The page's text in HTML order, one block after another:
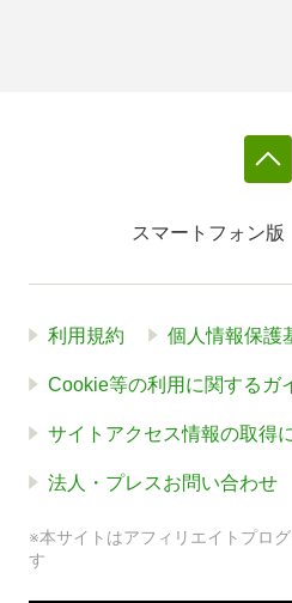
スマートフォン版
利用規約 個人情報保護
Cookie等の利用に関するガ
サイトアクセス情報の取得
法人・プレスお問い合わせ
※本サイトはアフィリエイトプロ
す